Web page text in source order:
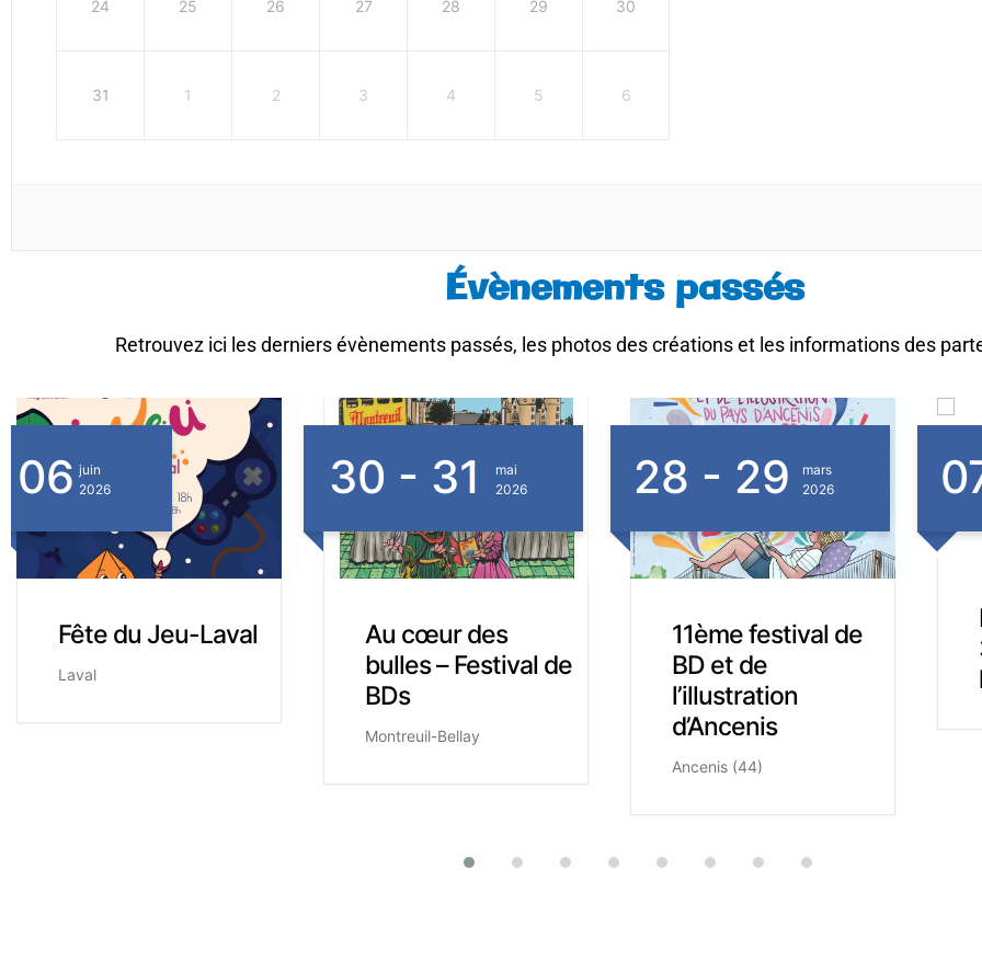
24 25 26 27 28 29 30
31 1 2 3 4 5 6
Évènements passés
Retrouvez ici les derniers évènements passés, les photos des créations et les informations des
30 - 31
mai
2026
Au cœur des
bulles – Festival de
28 - 29
mars
2026
11ème festival de
BD et de
l’illustration
d’Ancenis
07 - 08
février
2026
Bulles en Loire –
36ème festival de
la BD